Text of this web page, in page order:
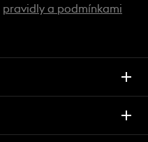
pravidly a podmínkami